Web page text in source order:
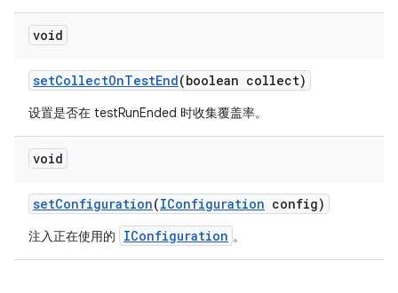
void
setCollectOnTestEnd(boolean collect)
设置是否在 testRunEnded 时收集覆盖率。
void
setConfiguration(IConfiguration config)
注入正在使用的 IConfiguration 。